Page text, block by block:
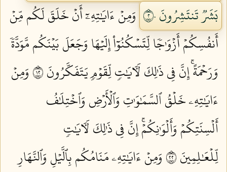
بَشَرٞ تَنتَشِرُونَ ٢٠
وَمِنۡ ءَايَٰتِهِۦٓ أَنۡ خَلَقَ لَكُم مِّنۡ
أَنفُسِكُمۡ أَزۡوَٰجٗا لِّتَسۡكُنُوٓاْ إِلَيۡهَا وَجَعَلَ بَيۡنَكُم مَّوَدَّةٗ
وَرَحۡمَةًۚ إِنَّ فِي ذَٰلِكَ لَأٓيَٰتٖ لِّقَوۡمٖ يَتَفَكَّرُونَ ٢١
وَمِنۡ
ءَايَٰتِهِۦ خَلۡقُ ٱلسَّمَٰوَٰتِ وَٱلۡأَرۡضِ وَٱخۡتِلَٰفُ
أَلۡسِنَتِكُمۡ وَأَلۡوَٰنِكُمۡۚ إِنَّ فِي ذَٰلِكَ لَأٓيَٰتٖ
لِّلۡعَٰلِمِينَ ٢٢
وَمِنۡ ءَايَٰتِهِۦ مَنَامُكُم بِٱلَّيۡلِ وَٱلنَّهَارِ